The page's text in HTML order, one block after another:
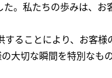
。私たちの歩みは、お
ることにより、お客様
大切な瞬間を特別なも